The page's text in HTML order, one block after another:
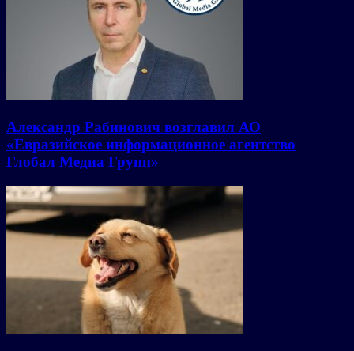
Александр Рабинович возглавил АО
«Евразийское информационное агентство
Глобал Медиа Групп»